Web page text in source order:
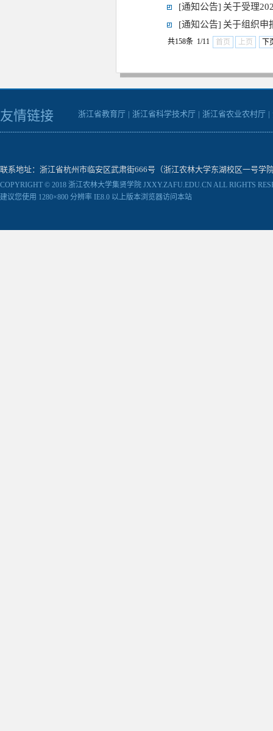
[通知公告] 关于受理
[通知公告] 关于组织申
共158条 1/11 首页 上页 下
友情链接 浙江省教育厅 | 浙江省科学技术厅 | 浙江省农业农村厅 |
联系地址：浙江省杭州市临安区武肃街666号（浙江农林大学东湖校区一号学
COPYRIGHT © 2018 浙江农林大学集贤学院 JXXY.ZAFU.EDU.CN ALL RIGHTS
建议您使用 1280×800 分辨率 IE8.0 以上版本浏览器访问本站